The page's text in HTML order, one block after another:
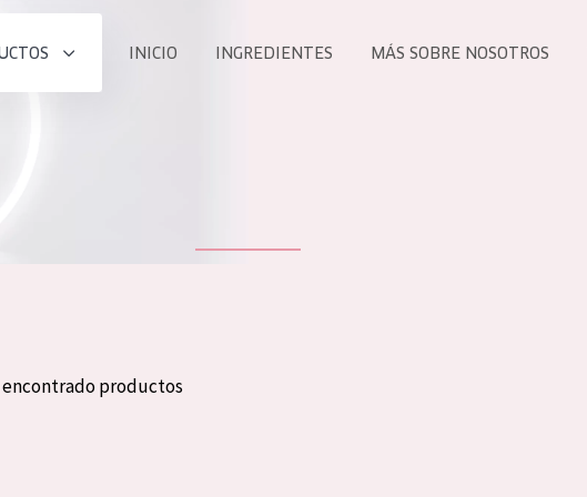
INICIO INGREDIENTES MÁS SOBRE NOSOTROS
encontrado productos